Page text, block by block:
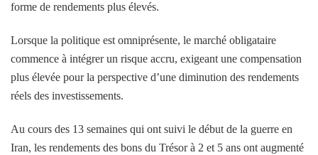
forme de rendements plus élevés.
Lorsque la politique est omniprésente, le marché obligataire
commence à intégrer un risque accru, exigeant une compensation
plus élevée pour la perspective d’une diminution des rendements
réels des investissements.
Au cours des 13 semaines qui ont suivi le début de la guerre en
Iran, les rendements des bons du Trésor à 2 et 5 ans ont augmenté